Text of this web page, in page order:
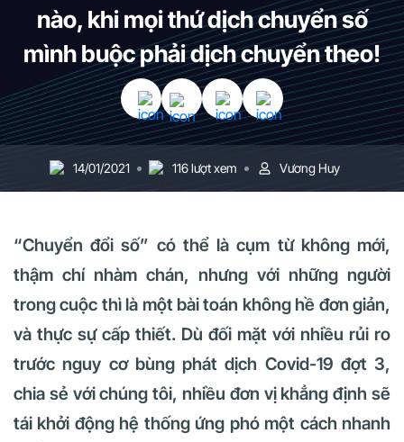
nào, khi mọi thứ dịch chuyển số
mình buộc phải dịch chuyển theo!
14/01/2021 116 lượt xem Vương Huy
“Chuyển đổi số” có thể là cụm từ không mới,
thậm chí nhàm chán, nhưng với những người
trong cuộc thì là một bài toán không hề đơn giản,
và thực sự cấp thiết. Dù đối mặt với nhiều rủi ro
trước nguy cơ bùng phát dịch Covid-19 đợt 3,
chia sẻ với chúng tôi, nhiều đơn vị khẳng định sẽ
tái khởi động hệ thống ứng phó một cách nhanh